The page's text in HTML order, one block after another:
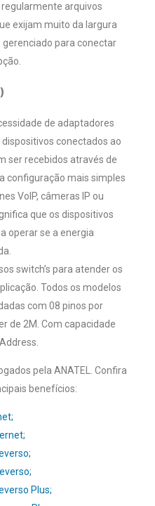
arquivos
exijam muito da largura
para conectar
de adaptadores
conectados ao
ser recebidos através de
configuração mais simples
VoIP, câmeras IP ou
que os dispositivos
operar se a energia
switch’s para atender os
Todos os modelos
com 08 pinos por
de 2M. Com capacidade
pela ANATEL. Confira
benefícios:
Plus;